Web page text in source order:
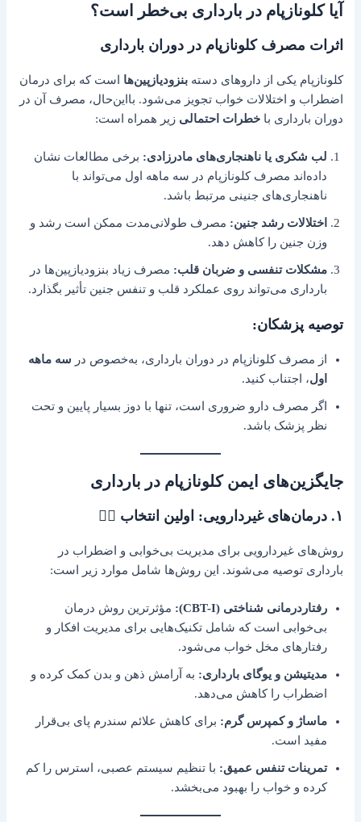
آیا کلونازپام در بارداری بی‌خطر است؟
اثرات مصرف کلونازپام در دوران بارداری
کلونازپام یکی از داروهای دستهبنزودیازپین‌ها است که برای درمان
اضطراب و اختلالات خواب تجویز می‌شود. بااین‌حال، مصرف آن در
دوران بارداری باخطرات احتمالی زیر همراه است:
لب شکری یا ناهنجاری‌های مادرزادی: برخی مطالعات نشان
داده‌اند مصرف کلونازپام در سه ماهه اول می‌تواند با
ناهنجاری‌های جنینی مرتبط باشد.
اختلالات رشد جنین: مصرف طولانی‌مدت ممکن است رشد و
وزن جنین را کاهش دهد.
مشکلات تنفسی و ضربان قلب: مصرف زیاد بنزودیازپین‌ها در
بارداری می‌تواند روی عملکرد قلب و تنفس جنین تأثیر بگذارد.
توصیه پزشکان:
از مصرف کلونازپام در دوران بارداری، به‌خصوص در سه ماهه
اول، اجتناب کنید.
اگر مصرف دارو ضروری است، تنها با دوز بسیار پایین و تحت
نظر پزشک باشد.
جایگزین‌های ایمن کلونازپام در بارداری
۱. درمان‌های غیردارویی: اولین انتخاب 🧘‍♀️
روش‌های غیردارویی برای مدیریت بی‌خوابی و اضطراب در
بارداری توصیه می‌شوند. این روش‌ها شامل موارد زیر است:
رفتاردرمانی شناختی (CBT-I):
مؤثرترین روش درمان
بی‌خوابی است که شامل تکنیک‌هایی برای مدیریت افکار و
رفتارهای مخل خواب می‌شود.
مدیتیشن و یوگای بارداری: به آرامش ذهن و بدن کمک کرده و
اضطراب را کاهش می‌دهد.
ماساژ و کمپرس گرم: برای کاهش علائم سندرم پای بی‌قرار
مفید است.
تمرینات تنفس عمیق: با تنظیم سیستم عصبی، استرس را کم
کرده و خواب را بهبود می‌بخشد.